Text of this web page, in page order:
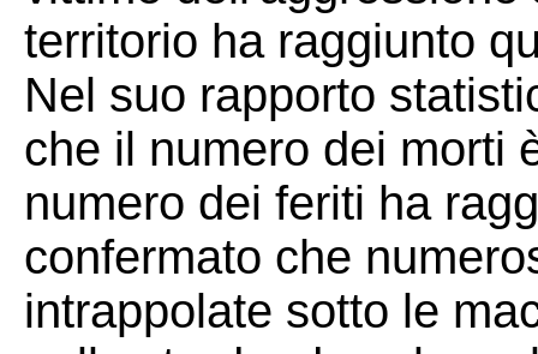
territorio ha raggiunto
Nel suo rapporto
che il numero dei morti
numero dei feriti ha
confermato che
intrappolate sotto le